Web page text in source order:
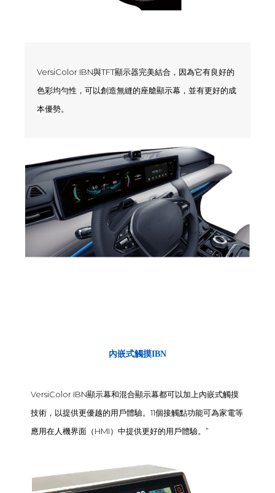
VersiColor IBN與TFT顯示器完美結合，因為它有良好的
色彩均勻性，可以創造無縫的座艙顯示幕，並有更好的成
本優勢。
內嵌式觸摸IBN
VersiColor IBN顯示幕和混合顯示幕都可以加上內嵌式觸摸
技術，以提供更優越的用戶體驗。11個接觸點功能可為家電等
應用在人機界面（HMI）中提供更好的用戶體驗。”